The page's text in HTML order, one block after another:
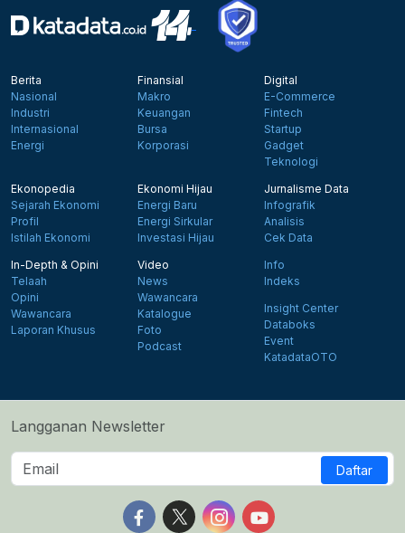
Berita
Nasional
Industri
Internasional
Energi
Finansial
Makro
Keuangan
Bursa
Korporasi
Digital
E-Commerce
Fintech
Startup
Gadget
Teknologi
Ekonopedia
Sejarah Ekonomi
Profil
Istilah Ekonomi
Ekonomi Hijau
Energi Baru
Energi Sirkular
Investasi Hijau
Jurnalisme Data
Infografik
Analisis
Cek Data
In-Depth & Opini
Telaah
Opini
Wawancara
Laporan Khusus
Video
News
Wawancara
Katalogue
Foto
Podcast
Info
Indeks
Insight Center
Databoks
Event
KatadataOTO
Langganan Newsletter
Daftar
Follow us on Facebook
Follow us on X
Follow us on Instagram
Follow us on